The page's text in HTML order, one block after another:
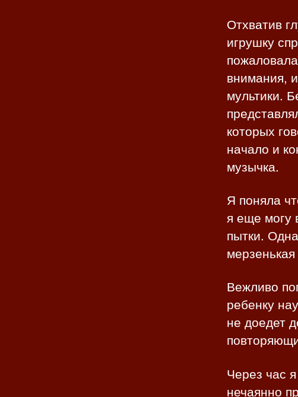
Отхватив
игрушку
внимания,
мультики.
которых
начало и
музычка.
Я поняла
я еще могу
пытки.
Вежливо
ребенку
не доедет
Через час
нечаянно